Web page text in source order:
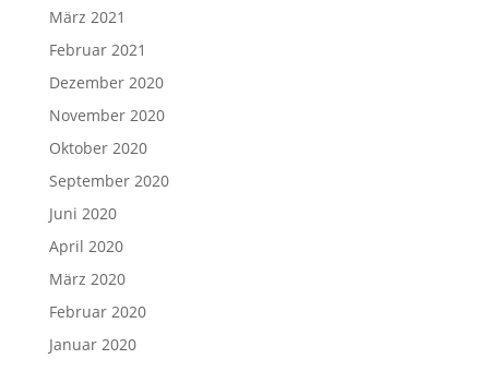
März 2021
Februar 2021
Dezember 2020
November 2020
Oktober 2020
September 2020
Juni 2020
April 2020
März 2020
Februar 2020
Januar 2020